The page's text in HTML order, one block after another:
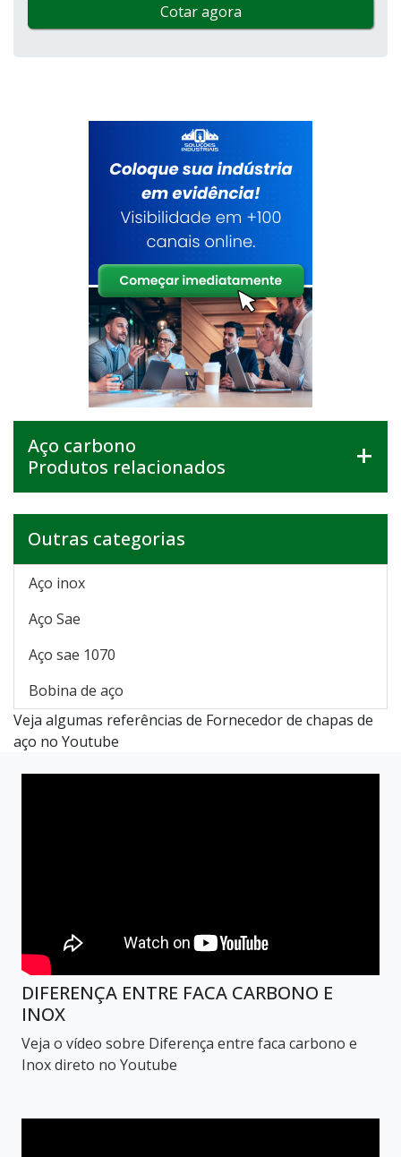
Cotar agora
Aço carbono
Produtos relacionados
Outras categorias
Aço inox
Aço Sae
Aço sae 1070
Bobina de aço
Veja algumas referências de Fornecedor de chapas de
aço no Youtube
DIFERENÇA ENTRE FACA CARBONO E
INOX
Veja o vídeo sobre Diferença entre faca carbono e
Inox direto no Youtube